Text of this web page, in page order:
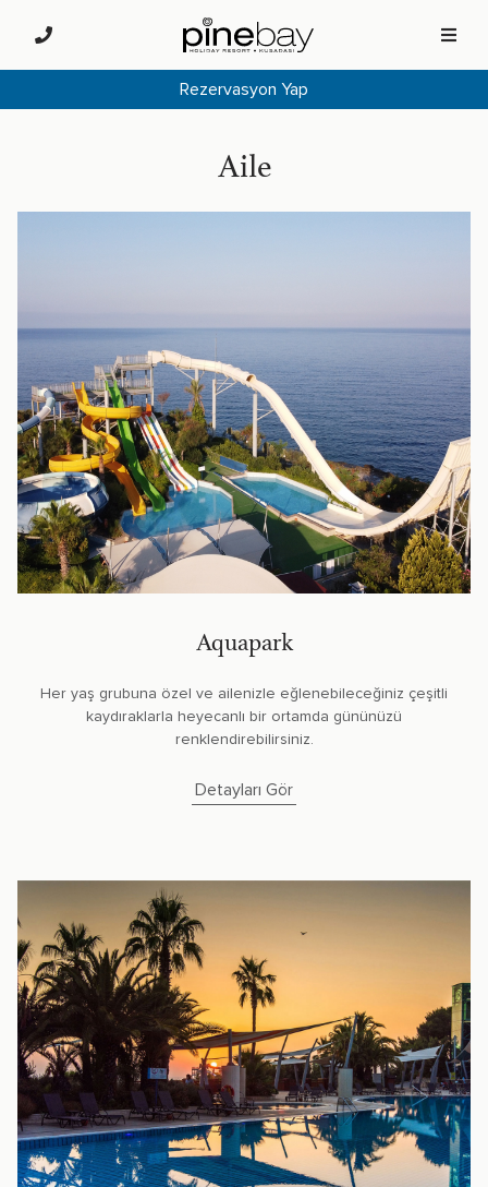
Rezervasyon Yap
Aile
Aquapark
Her yaş grubuna özel ve ailenizle eğlenebileceğiniz çeşitli
kaydıraklarla heyecanlı bir ortamda gününüzü
renklendirebilirsiniz.
Detayları Gör